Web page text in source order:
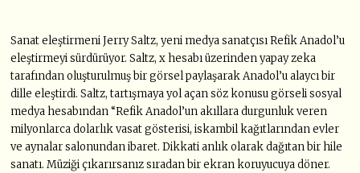
Sanat eleştirmeni Jerry Saltz, yeni medya sanatçısı Refik Anadol’u
eleştirmeyi sürdürüyor. Saltz, x hesabı üzerinden yapay zeka
tarafından oluşturulmuş bir görsel paylaşarak Anadol’u alaycı bir
dille eleştirdi. Saltz, tartışmaya yol açan söz konusu görseli sosyal
medya hesabından “Refik Anadol’un akıllara durgunluk veren
milyonlarca dolarlık vasat gösterisi, iskambil kağıtlarından evler
ve aynalar salonundan ibaret. Dikkati anlık olarak dağıtan bir hile
sanatı. Müziği çıkarırsanız sıradan bir ekran koruyucuya döner.